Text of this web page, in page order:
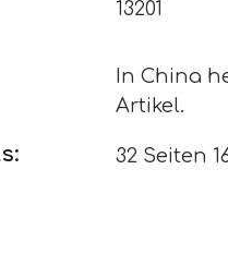
13201
In China
Artikel.
32 Seiten